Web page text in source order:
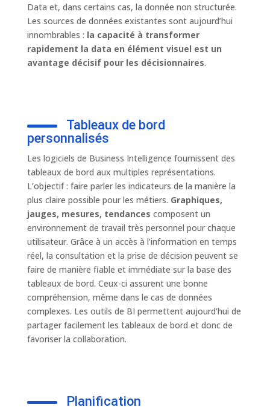
Data et, dans certains cas, la donnée non structurée.
Les sources de données existantes sont aujourd’hui
innombrables : la capacité à transformer
rapidement la data en élément visuel est un
avantage décisif pour les décisionnaires.
Tableaux de bord
personnalisés
Les logiciels de Business Intelligence fournissent des
tableaux de bord aux multiples représentations.
L’objectif : faire parler les indicateurs de la manière la
plus claire possible pour les métiers. Graphiques,
jauges, mesures, tendances composent un
environnement de travail très personnel pour chaque
utilisateur. Grâce à un accès à l’information en temps
réel, la consultation et la prise de décision peuvent se
faire de manière fiable et immédiate sur la base des
tableaux de bord. Ceux-ci assurent une bonne
compréhension, même dans le cas de données
complexes. Les outils de BI permettent aujourd’hui de
partager facilement les tableaux de bord et donc de
favoriser la collaboration.
Planification